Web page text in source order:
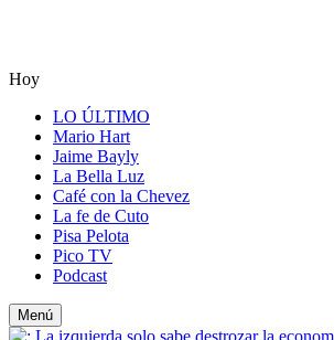
Hoy
LO ÚLTIMO
Mario Hart
Jaime Bayly
La Bella Luz
Café con la Chevez
La fe de Cuto
Pisa Pelota
Pico TV
Podcast
Menú